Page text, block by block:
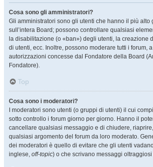
Cosa sono gli amministratori?
Gli amministratori sono gli utenti che hanno il più alto
sull’intera Board; possono controllare qualsiasi
la disabilitazione (o «ban») degli utenti, la creazione
di utenti, ecc. Inoltre, possono moderare tutti i forum,
autorizzazioni concesse dal Fondatore della Board
Fondatore).
Top
Cosa sono i moderatori?
I moderatori sono utenti (o gruppi di utenti) il cui
sotto controllo i forum giorno per giorno. Hanno il
cancellare qualsiasi messaggio e di chiudere,
qualsiasi argomento del forum da loro moderato.
dei moderatori è quello di evitare che gli utenti
inglese, off-topic) o che scrivano messaggi